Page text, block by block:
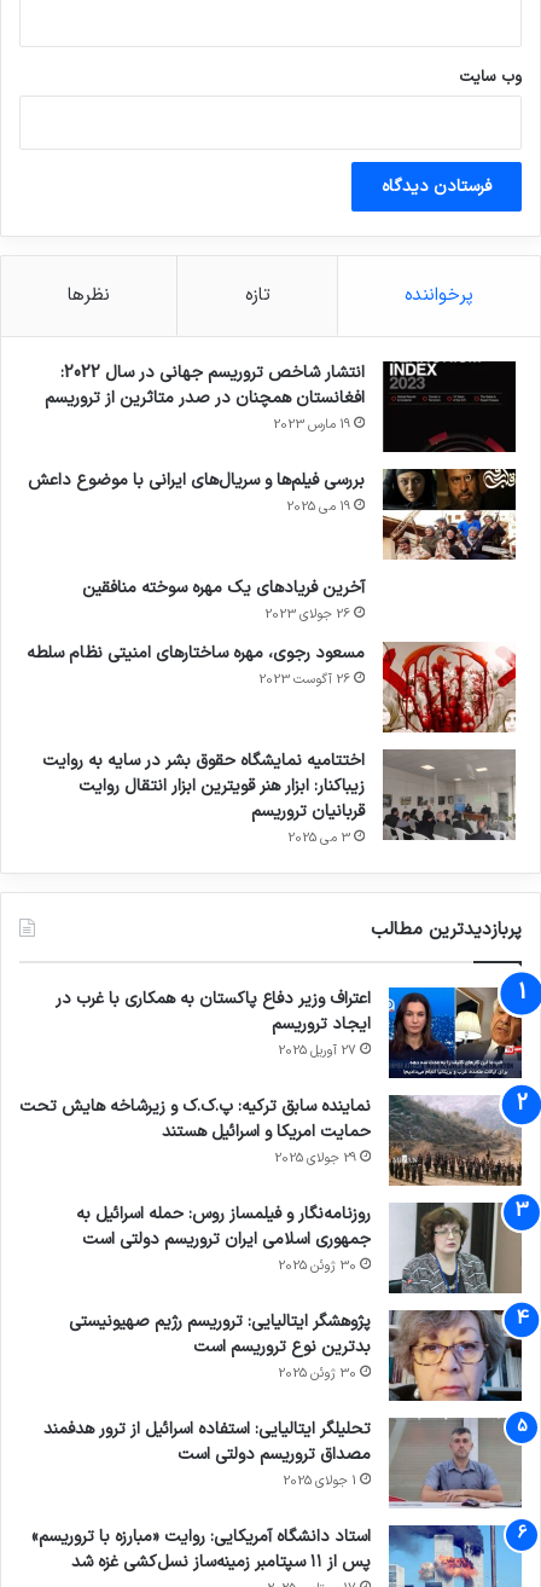
وب‌ سایت
پرخواننده تازه نظرها
انتشار شاخص تروریسم جهانی در سال 2022:
افغانستان همچنان در صدر متاثرین از تروریسم
19 مارس 2023
بررسی فیلم‌ها و سریال‌های ایرانی با موضوع داعش
19 می 2025
آخرین فریادهای یک مهره سوخته منافقین
26 جولای 2023
مسعود رجوی، مهره ساختارهای امنیتی نظام سلطه
26 آگوست 2023
اختتامیه نمایشگاه حقوق بشر در سایه به روایت
زیباکنار: ابزار هنر قویترین ابزار انتقال روایت
قربانیان تروریسم
3 می 2025
پربازدیدترین مطالب
اعتراف وزیر دفاع پاکستان به همکاری با غرب در
ایجاد تروریسم
27 آوریل 2025
نماینده سابق ترکیه: پ.ک.ک و زیرشاخه هایش تحت
حمایت امریکا و اسرائیل هستند
29 جولای 2025
روزنامه‌نگار و فیلمساز روس: حمله اسرائیل به
جمهوری اسلامی ایران تروریسم دولتی است
30 ژوئن 2025
پژوهشگر ایتالیایی: تروریسم رژیم صهیونیستی
بدترین نوع تروریسم است
30 ژوئن 2025
تحلیلگر ایتالیایی: استفاده اسرائیل از ترور هدفمند
مصداق تروریسم دولتی است
1 جولای 2025
استاد دانشگاه آمریکایی: روایت «مبارزه با تروریسم»
پس از ۱۱ سپتامبر زمینه‌ساز نسل‌کشی غزه شد